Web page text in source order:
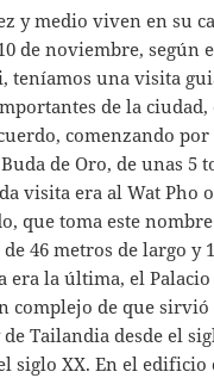
y medio viven en su
de noviembre, según
teníamos una visita
de la ciudad,
comenzando por
de Oro, de unas 5
visita era al Wat Pho
que toma este
46 metros de largo y
era la última, el Palacio
complejo de que sirvió
Tailandia desde el
siglo XX. En el edificio